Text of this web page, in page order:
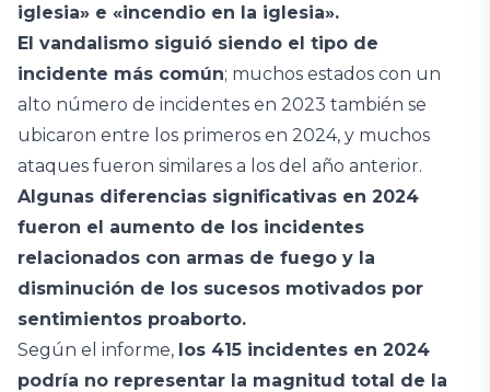
iglesia» e «incendio en la iglesia».
El vandalismo siguió siendo el tipo de
incidente más común; muchos estados con un
alto número de incidentes en 2023 también se
ubicaron entre los primeros en 2024, y muchos
ataques fueron similares a los del año anterior.
Algunas diferencias significativas en 2024
fueron el aumento de los incidentes
relacionados con armas de fuego y la
disminución de los sucesos motivados por
sentimientos proaborto.
Según el informe, los 415 incidentes en 2024
podría no representar la magnitud total de la